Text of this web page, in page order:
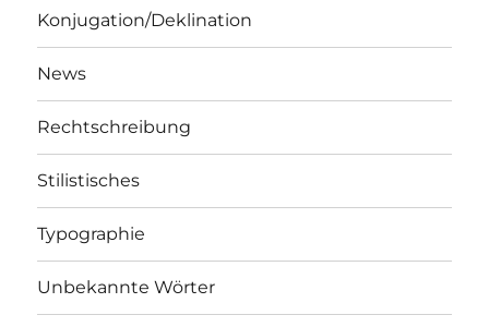
Konjugation/Deklination
News
Rechtschreibung
Stilistisches
Typographie
Unbekannte Wörter